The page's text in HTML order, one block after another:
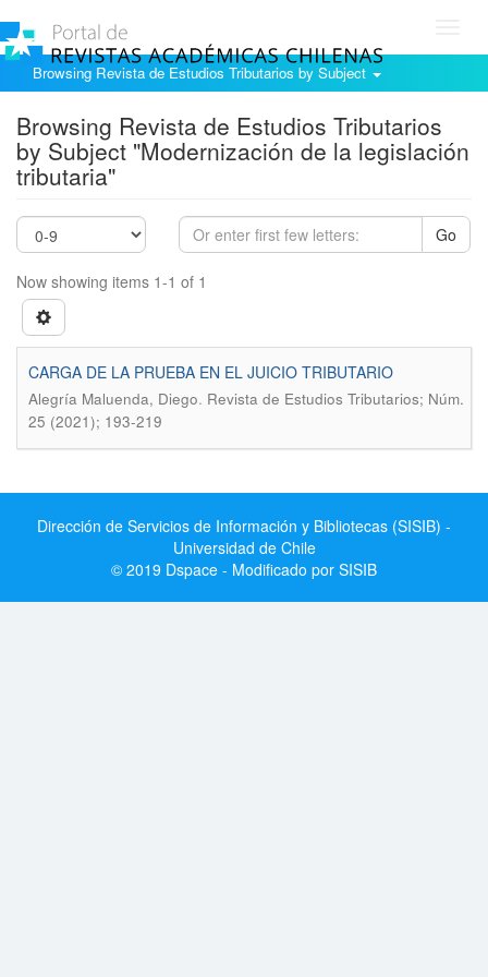
Browsing Revista de Estudios Tributarios by Subject
Browsing Revista de Estudios Tributarios
by Subject "Modernización de la legislación
tributaria"
Go
Now showing items 1-1 of 1
CARGA DE LA PRUEBA EN EL JUICIO TRIBUTARIO
Alegría Maluenda, Diego. Revista de Estudios Tributarios; Núm.
25 (2021); 193-219
Dirección de Servicios de Información y Bibliotecas (SISIB) -
Universidad de Chile
© 2019 Dspace - Modificado por SISIB